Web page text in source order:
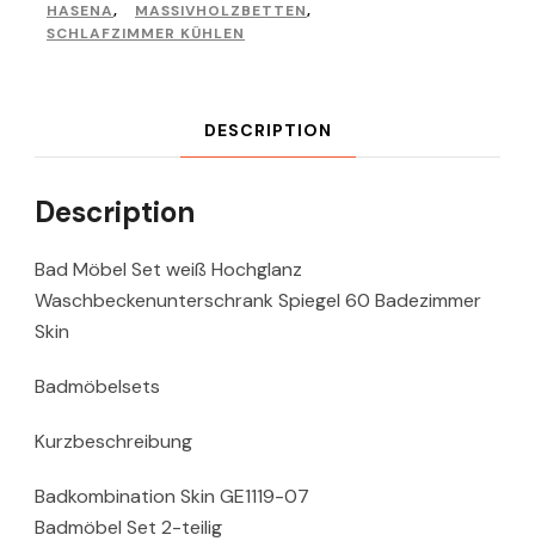
HASENA, MASSIVHOLZBETTEN,
SCHLAFZIMMER KÜHLEN
DESCRIPTION
Description
Bad Möbel Set weiß Hochglanz
Waschbeckenunterschrank Spiegel 60 Badezimmer
Skin
Badmöbelsets
Kurzbeschreibung
Badkombination Skin GE1119-07
Badmöbel Set 2-teilig